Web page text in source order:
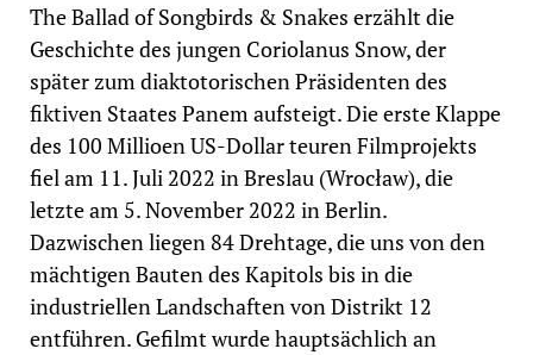
The Ballad of Songbirds & Snakes erzählt die
Geschichte des jungen Coriolanus Snow, der
später zum diaktotorischen Präsidenten des
fiktiven Staates Panem aufsteigt. Die erste Klappe
des 100 Millioen US-Dollar teuren Filmprojekts
fiel am 11. Juli 2022 in Breslau (Wrocław), die
letzte am 5. November 2022 in Berlin.
Dazwischen liegen 84 Drehtage, die uns von den
mächtigen Bauten des Kapitols bis in die
industriellen Landschaften von Distrikt 12
entführen. Gefilmt wurde hauptsächlich an